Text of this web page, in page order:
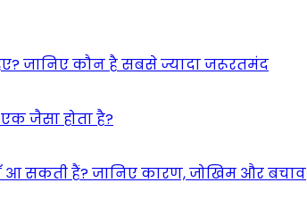
जानिए कौन है सबसे ज्यादा जरूरतमंद
जैसा होता है?
आ सकती हैं? जानिए कारण, जोखिम और बचाव